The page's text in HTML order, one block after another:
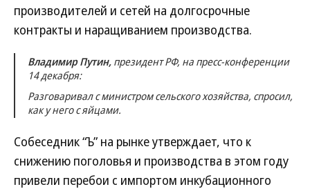
производителей и сетей на долгосрочные
контракты и наращиванием производства.
Владимир Путин, президент РФ, на пресс-конференции
14 декабря:
Разговаривал с министром сельского хозяйства, спросил,
как у него с яйцами.
Собеседник “Ъ” на рынке утверждает, что к
снижению поголовья и производства в этом году
привели перебои с импортом инкубационного